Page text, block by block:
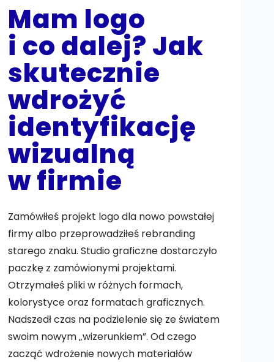
Mam logo
i co dalej? Jak
skutecznie
wdrożyć
identyfikację
wizualną
w firmie
Zamówiłeś projekt logo dla nowo powstałej
firmy albo przeprowadziłeś rebranding
starego znaku. Studio graficzne dostarczyło
paczkę z zamówionymi projektami.
Otrzymałeś pliki w różnych formach,
kolorystyce oraz formatach graficznych.
Nadszedł czas na podzielenie się ze światem
swoim nowym „wizerunkiem”. Od czego
zacząć wdrożenie nowych materiałów